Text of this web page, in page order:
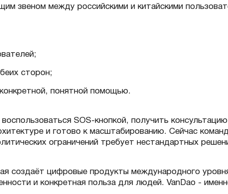
звеном между российскими и китайскими
сторон;
понятной помощью.
SOS-кнопкой, получить
и готово к масштабированию. Сейчас
ограничений требует нестандартных
создаёт цифровые продукты международного
и конкретная польза для людей. VanDao -